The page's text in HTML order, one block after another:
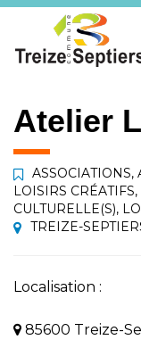
contenu
pied
Atelier
ASSOCIATIONS,
LOISIRS CRÉATIFS,
CULTURELLE(S),
TREIZE-
Localisation :
85600 Treize-